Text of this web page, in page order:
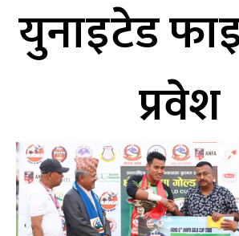
युनाइटेड
प्रवेश